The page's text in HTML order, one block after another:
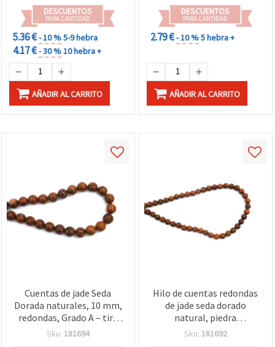
DESCUENTOS
PARA CANTIDAD
5.36 €- 10 %5-9 hebra
4.17 €- 30 %10 hebra +
AÑADIR AL CARRITO
DESCUENTOS
PARA CANTIDAD
2.79 €- 10 %5 hebra +
AÑADIR AL CARRITO
Cuentas de jade Seda
Dorada naturales, 10 mm,
redondas, Grado A – tira
de ~36 uds; piedra
Sku: 181694
Hilo de cuentas redondas
de jade seda dorado
natural, piedra
semipreciosa Grado A, 6
Sku: 181692